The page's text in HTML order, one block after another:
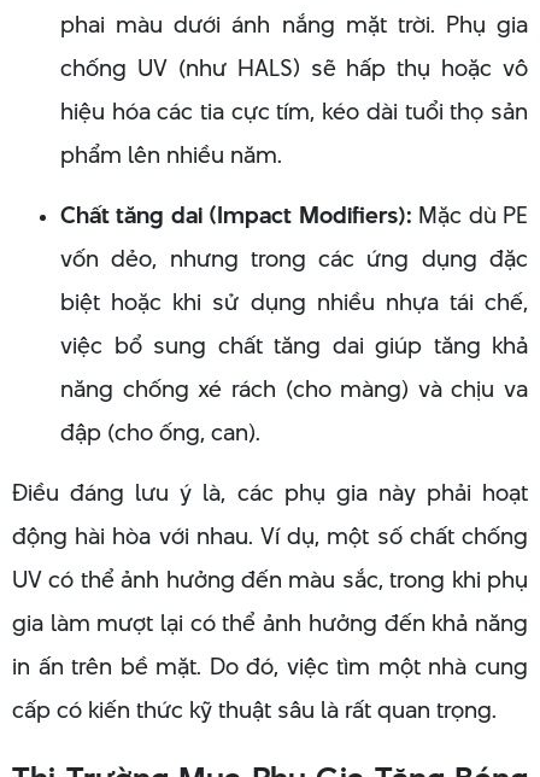
phai màu dưới ánh nắng mặt trời. Phụ gia
chống UV (như HALS) sẽ hấp thụ hoặc vô
hiệu hóa các tia cực tím, kéo dài tuổi thọ sản
phẩm lên nhiều năm.
Chất tăng dai (Impact Modifiers): Mặc dù PE
vốn dẻo, nhưng trong các ứng dụng đặc
biệt hoặc khi sử dụng nhiều nhựa tái chế,
việc bổ sung chất tăng dai giúp tăng khả
năng chống xé rách (cho màng) và chịu va
đập (cho ống, can).
Điều đáng lưu ý là, các phụ gia này phải hoạt
động hài hòa với nhau. Ví dụ, một số chất chống
UV có thể ảnh hưởng đến màu sắc, trong khi phụ
gia làm mượt lại có thể ảnh hưởng đến khả năng
in ấn trên bề mặt. Do đó, việc tìm một nhà cung
cấp có kiến thức kỹ thuật sâu là rất quan trọng.